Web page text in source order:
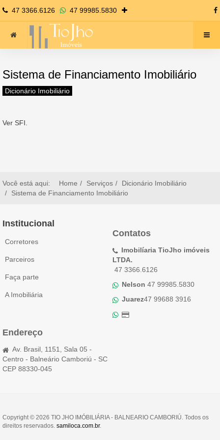
47 3366.6126 47 99985.5830
Sistema de Financiamento Imobiliário
Dicionário Imobiliário
Ver SFI.
Você está aqui: Home Serviços
Dicionário Imobiliário
Sistema de Financiamento Imobiliário
Institucional
Corretores
Parceiros
Faça parte
A Imobiliária
Contatos
Imobilíaria TioJho imóveis
LTDA.
47 3366.6126
Nelson 47 99985.5830
Juarez47 99688 3916
Endereço
Av. Brasil, 1151, Sala 05 -
Centro - Balneário Camboriú - SC
CEP 88330-045
Copyright © 2026 TIO JHO IMÓBILIÁRIA - BALNEARIO CAMBORIÚ. Todos os
direitos reservados. samiloca.com.br.